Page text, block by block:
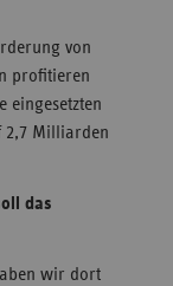
von
profitieren
eingesetzten
2,7 Milliarden
das
wir dort